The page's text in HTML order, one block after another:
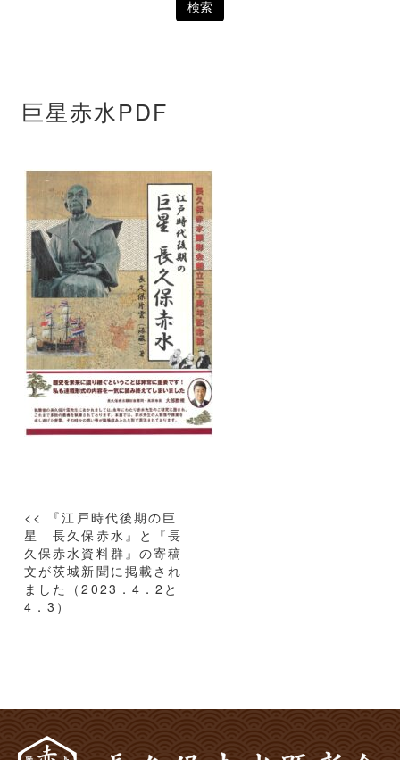
巨星赤水PDF
投
稿
ナ
ビ
ゲ
<< 『江戸時代後期の巨
星 長久保赤水』と『長
久保赤水資料群』の寄稿
文が茨城新聞に掲載され
ました（2023．4．2と
4．3）